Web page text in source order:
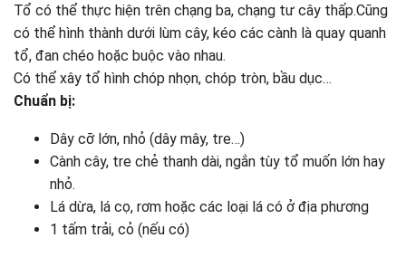
Tổ có thể thực hiện trên chạng ba, chạng tư cây thấp.Cũng
có thể hình thành dưới lùm cây, kéo các cành là quay quanh
tổ, đan chéo hoặc buộc vào nhau.
Có thể xây tổ hình chóp nhọn, chóp tròn, bầu dục…
Chuẩn bị:
Dây cỡ lớn, nhỏ (dây mây, tre…)
Cành cây, tre chẻ thanh dài, ngắn tùy tổ muốn lớn hay
nhỏ.
Lá dừa, lá cọ, rơm hoặc các loại lá có ở địa phương
1 tấm trải, cỏ (nếu có)